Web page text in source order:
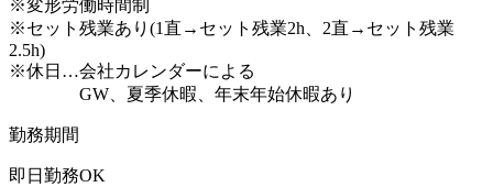
※変形労働時間制
※セット残業あり(1直→セット残業2h、2直→セット残業
2.5h)
※休日…会社カレンダーによる
GW、夏季休暇、年末年始休暇あり
勤務期間
即日勤務OK